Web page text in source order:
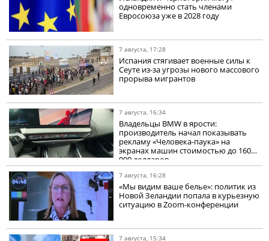
одновременно стать членами
Евросоюза уже в 2028 году
7 августа, 17:28
Испания стягивает военные силы к
Сеуте из-за угрозы нового массового
прорыва мигрантов
7 августа, 16:34
Владельцы BMW в ярости:
производитель начал показывать
рекламу «Человека-паука» на
экранах машин стоимостью до 160
000 долларов
7 августа, 16:28
«Мы видим ваше белье»: политик из
Новой Зеландии попала в курьезную
ситуацию в Zoom-конференции
7 августа, 15:34